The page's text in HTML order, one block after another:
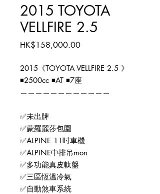
2015 TOYOTA
VELLFIRE 2.5
HK$158,000.00價
2015《TOYOTA VELLFIRE 2.5 》
◾️2500cc ◾️AT ◾️7座
————————————
✅未出牌
✅蒙羅麗莎包圍
✅ALPINE 11吋車機
✅ALPINE中排吊mon
✅多功能真皮軚盤
✅三區恆溫冷氣
✅自動煞車系統